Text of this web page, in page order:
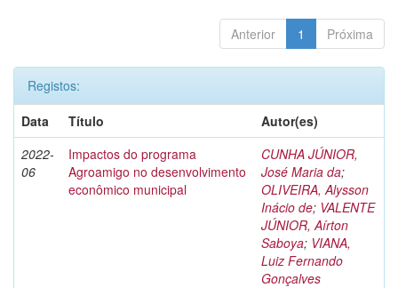
Anterior 1 Próxima
Registos:
Data
Título
Autor(es)
2022-
06
Impactos do programa
Agroamigo no desenvolvimento
econômico municipal
CUNHA JÚNIOR,
José Maria da;
OLIVEIRA, Alysson
Inácio de; VALENTE
JÚNIOR, Aírton
Saboya; VIANA,
Luiz Fernando
Gonçalves